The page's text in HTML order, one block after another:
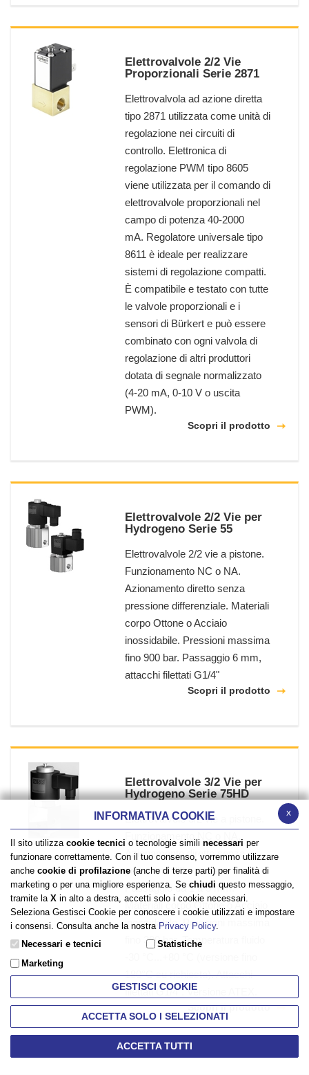
Elettrovalvole 2/2 Vie
Proporzionali Serie 2871
Elettrovalvola ad azione diretta
tipo 2871 utilizzata come unità di
regolazione nei circuiti di
controllo. Elettronica di
regolazione PWM tipo 8605
viene utilizzata per il comando di
elettrovalvole proporzionali nel
campo di potenza 40-2000
mA. Regolatore universale tipo
8611 è ideale per realizzare
sistemi di regolazione compatti.
È compatibile e testato con tutte
le valvole proporzionali e i
sensori di Bürkert e può essere
combinato con ogni valvola di
regolazione di altri produttori
dotata di segnale normalizzato
(4-20 mA, 0-10 V o uscita
PWM).
Scopri il prodotto
Elettrovalvole 2/2 Vie per
Hydrogeno Serie 55
Elettrovalvole 2/2 vie a pistone.
Funzionamento NC o NA.
Azionamento diretto senza
pressione differenziale. Materiali
corpo Ottone o Acciaio
inossidabile. Pressioni massima
fino 900 bar. Passaggio 6 mm,
attacchi filettati G1/4"
Scopri il prodotto
Elettrovalvole 3/2 Vie per
Hydrogeno Serie 75HD
Elettrovalvole 3/2 vie a pistone.
Azionamento diretto senza
pressione differenziale.
Passaggio da 1 a 5 mm.
Materiali corpo Ottone o Acciaio
inossidabile. Pressioni massima
fino 300 bar. Temperatura fluido
180°C su richiesta). Attacchi
filettati G1/4". Versione ATEX.
Scopri il prodotto
x
INFORMATIVA COOKIE
Il sito utilizza cookie tecnici o tecnologie simili necessari per
funzionare correttamente. Con il tuo consenso, vorremmo utilizzare
anche cookie di profilazione (anche di terze parti) per finalità di
marketing o per una migliore esperienza. Se chiudi questo messaggio,
tramite la X in alto a destra, accetti solo i cookie necessari.
Seleziona Gestisci Cookie per conoscere i cookie utilizzati e impostare
i consensi. Consulta anche la nostra Privacy Policy.
Necessari e tecnici
Statistiche
Marketing
GESTISCI COOKIE
ACCETTA SOLO I SELEZIONATI
ACCETTA TUTTI